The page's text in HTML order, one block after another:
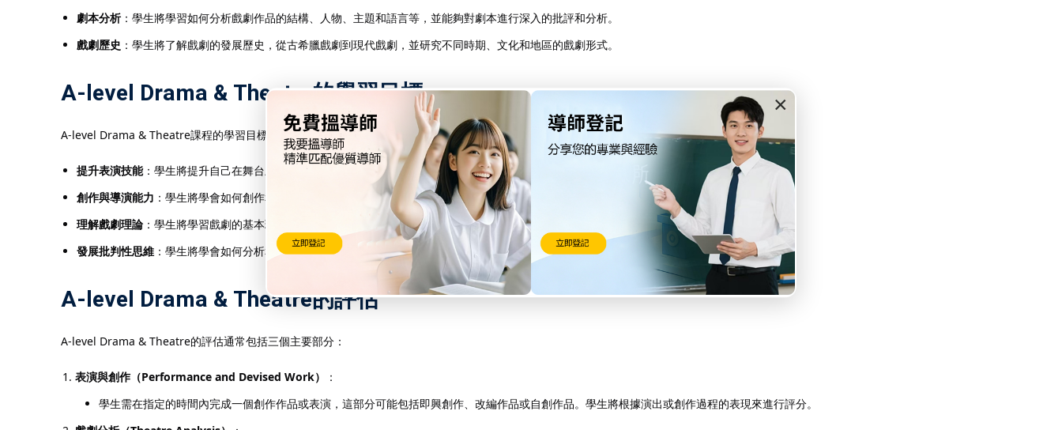
×
劇本分析：學生將學習如何分析戲劇作品的結構、人物、主題和語言等，並能夠對劇本進行深入的批評和分析。
戲劇歷史 ：學生將了解戲劇的發展歷史，從古希臘戲劇到現代戲劇，並研究不同時期、文化和地區的戲劇形式。
A-level Drama & Theatre的學習目標
A-level Drama & Theatre課程的學習目標包括：
提升表演技能：學生將提升自己在舞台上的表現力，學會如何通過聲音、動作和情感來詮釋角色。
創作與導演能力 ：學生將學會如何創作和指導戲劇作品，從而了解舞台製作的整體過程，並能夠自行完成戲劇的創作。
理解戲劇理論 ：學生將學習戲劇的基本理論、風格和歷史，並能夠對各種戲劇作品進行批判性分析。
發展批判性思維 ：學生將學會如何分析和評價戲劇作品，不僅關注表演，還包括創作、製作、風格和文化背景等。
A-level Drama & Theatre的評估
A-level Drama & Theatre的評估通常包括三個主要部分：
表演與創作（Performance and Devised Work）
：
學生需在指定的時間內完成一個創作作品或表演，這部分可能包括即興創作、改編作品或自創作品。學生將根據演出或創作過程的表現來進行評分。